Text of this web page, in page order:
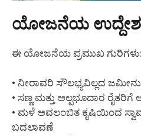
ಯೋಜನೆಯ ಉದ್ದೇಶ
ಈ ಯೋಜನೆಯ ಪ್ರಮುಖ ಗುರಿಗಳು:
• ನೀರಾವರಿ ಸೌಲಭ್ಯವಿಲ್ಲದ
• ಸಣ್ಣ ಮತ್ತು ಅಲ್ಪಭೂದಾರ
• ಮಳೆ ಅವಲಂಬಿತ ಕೃಷಿಯಿಂದ
ಬದಲಾವಣೆ